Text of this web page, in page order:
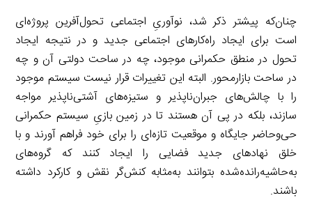
چنان‌که پیشتر ذکر شد، نوآوریِ اجتماعی تحول‌آفرین پروژه‌ای
است برای ایجاد راه‌کارهای اجتماعی جدید و در نتیجه ایجاد
تحول در منطق حکمرانی موجود، چه در ساحت دولتی آن و چه
در ساحت بازارمحور. البته این تغییرات قرار نیست سیستم موجود
را با چالش‌های جبران‌ناپذیر و ستیزه‌های آشتی‌ناپذیر مواجه
سازند، بلکه در پی آن هستند تا در زمین بازیِ سیستم حکمرانی
حی‌وحاضر جایگاه و موقعیت تازه‌ای را برای خود فراهم آورند و با
خلق نهادهای جدید فضایی را ایجاد کنند که گروه‌های
به‌حاشیه‌رانده‌شده بتوانند به‌مثابه کنش‌گر نقش و کارکرد داشته
باشند.